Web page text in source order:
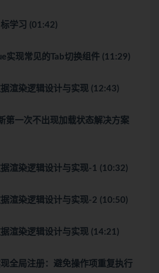
学习 (01:42)
实现常见的Tab切换组件 (11:29)
渲染逻辑设计与实现 (12:43)
第一次不出现加载状态解决方案
渲染逻辑设计与实现-1 (10:32)
渲染逻辑设计与实现-2 (10:50)
渲染逻辑设计与实现 (14:21)
全局注册：避免操作项重复执行